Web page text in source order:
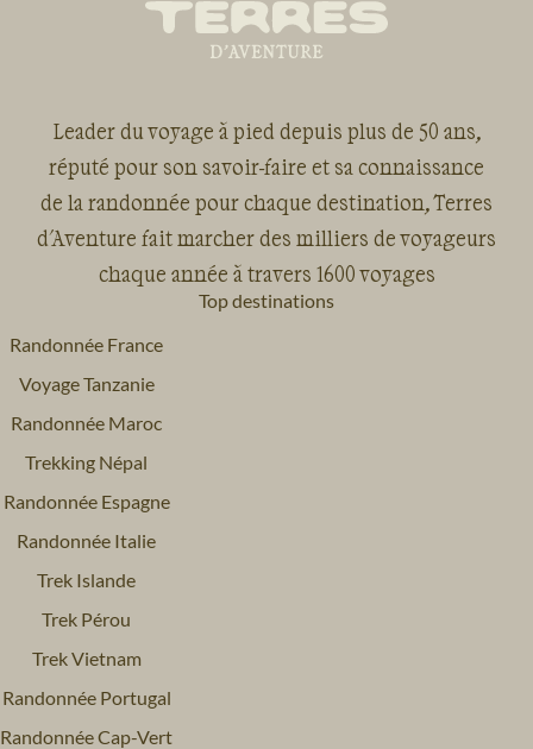
Leader du voyage à pied depuis plus de 50 ans,
réputé pour son savoir-faire et sa connaissance
de la randonnée pour chaque destination, Terres
d'Aventure fait marcher des milliers de voyageurs
chaque année à travers 1600 voyages
Top destinations
Randonnée France
Voyage Tanzanie
Randonnée Maroc
Trekking Népal
Randonnée Espagne
Randonnée Italie
Trek Islande
Trek Pérou
Trek Vietnam
Randonnée Portugal
Randonnée Cap-Vert